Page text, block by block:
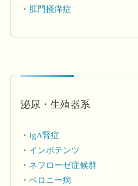
肛門掻痒症
泌尿・生殖器系
IgA腎症
インポテンツ
ネフローゼ症候群
ペロニー病